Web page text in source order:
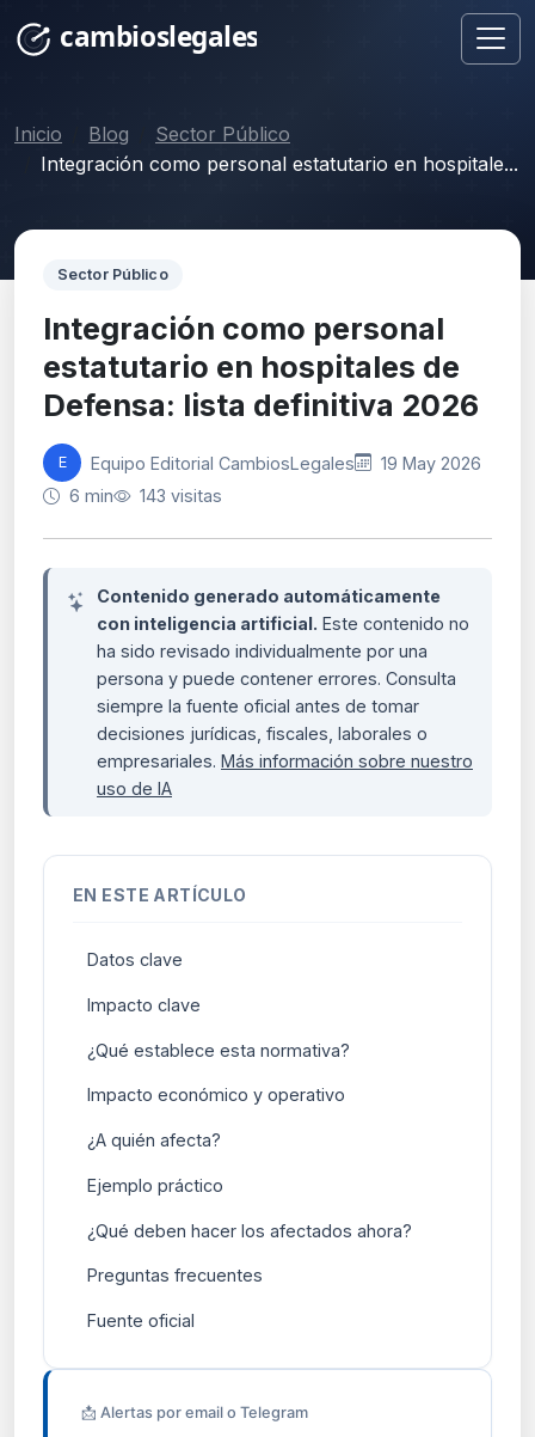
Inicio Blog
Sector Público
Integración como personal estatutario en hospitale...
Sector Público
Integración como personal
estatutario en hospitales de
Defensa: lista definitiva 2026
E Equipo Editorial CambiosLegales
19 May 2026
6 min
143 visitas
Contenido generado automáticamente
con inteligencia artificial. Este contenido no
ha sido revisado individualmente por una
persona y puede contener errores. Consulta
siempre la fuente oficial antes de tomar
decisiones jurídicas, fiscales, laborales o
empresariales. Más información sobre nuestro
uso de IA
EN ESTE ARTÍCULO
Datos clave
Impacto clave
¿Qué establece esta normativa?
Impacto económico y operativo
¿A quién afecta?
Ejemplo práctico
¿Qué deben hacer los afectados ahora?
Preguntas frecuentes
Fuente oficial
📩 Alertas por email o Telegram